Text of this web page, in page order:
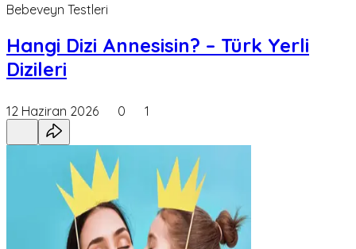
Bebeveyn Testleri
Hangi Dizi Annesisin? – Türk Yerli
Dizileri
12 Haziran 2026 0 1